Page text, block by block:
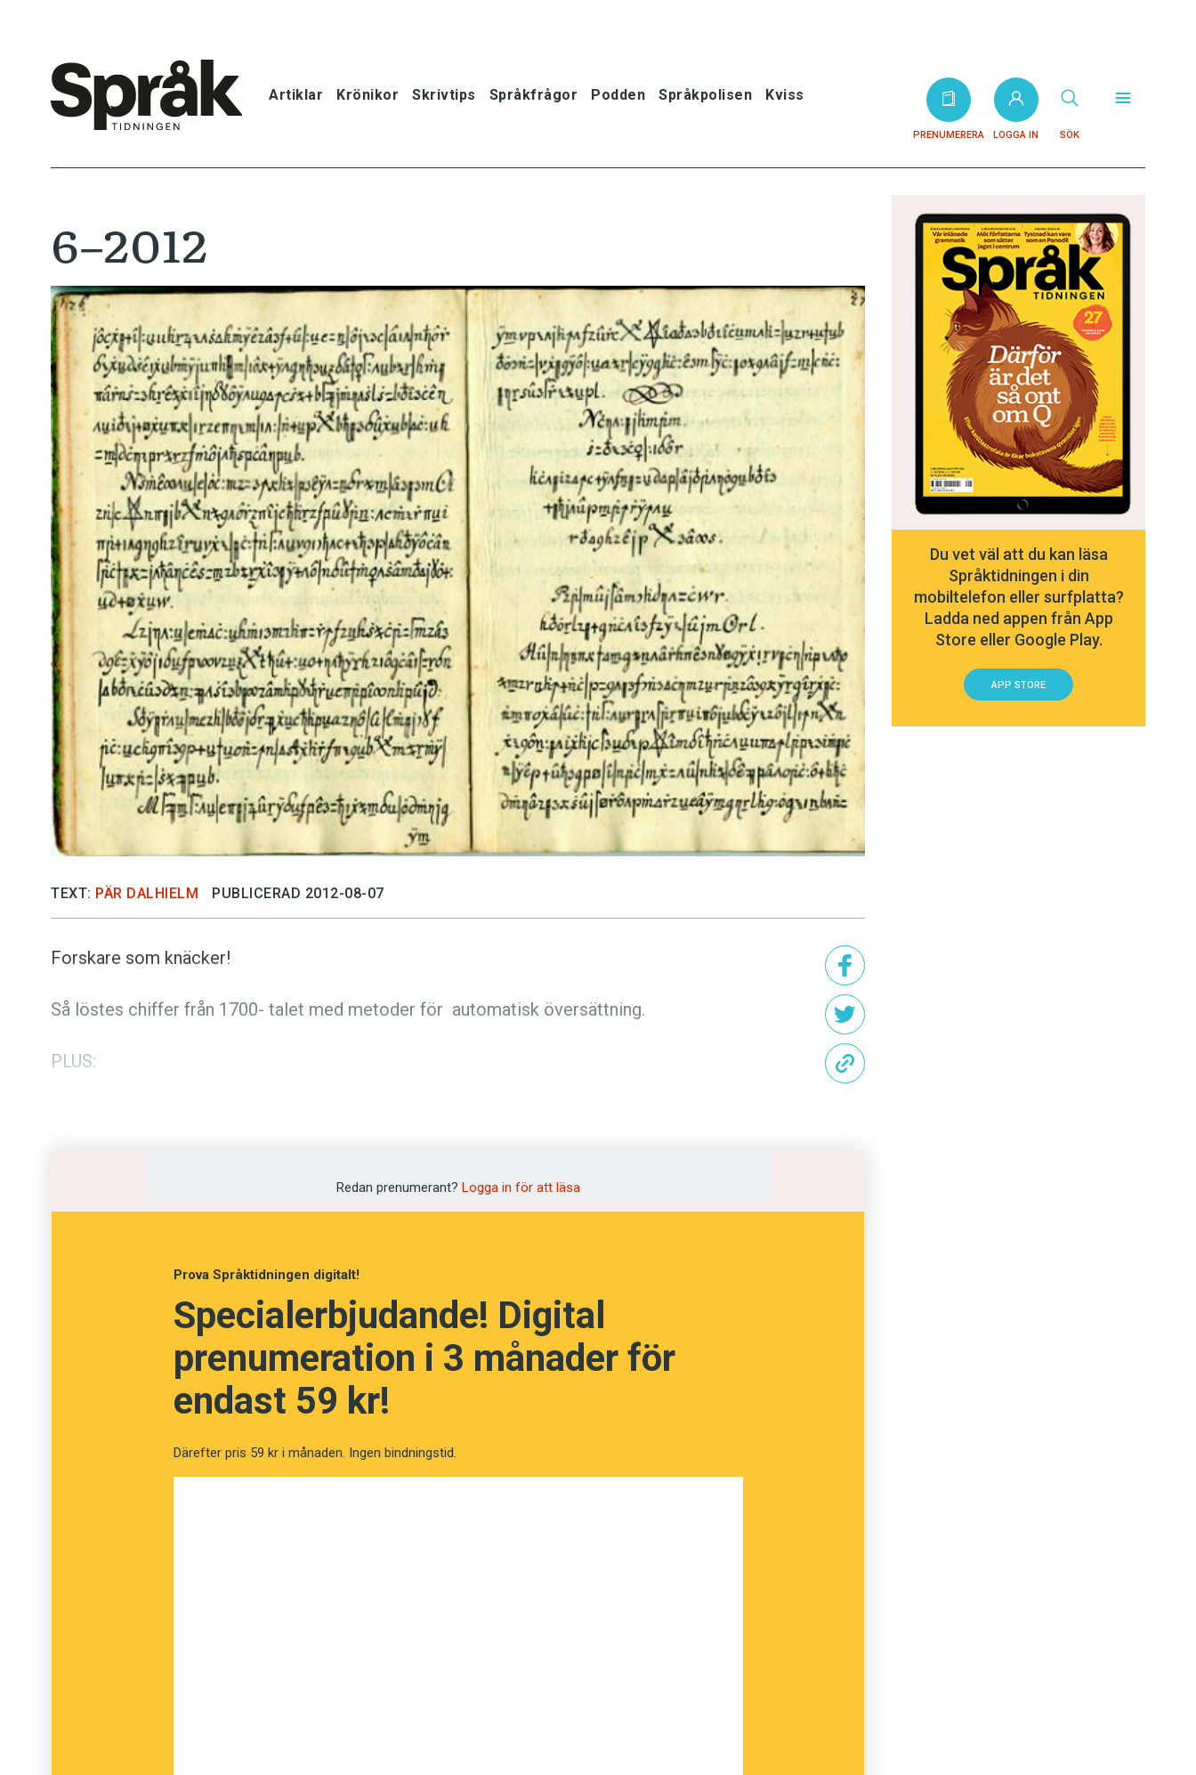
Artiklar Krönikor Skrivtips Språkfrågor Podden Språkpolisen Kviss
PRENUMERERA LOGGA IN SÖK
Språkfrågor
Skrivtips
Bokrecensioner
Kviss
Podden
Anmäl till språkpolisen
Föreslå nyord
Annonsera
Prenumerera
Läs Språktidningen digitalt
Press
6–2012
TEXT: PÄR DALHIELM PUBLICERAD 2012-08-07
Forskare som knäcker!
Så löstes chiffer från 1700- talet med metoder för automatisk översättning.
PLUS:
Redan prenumerant? Logga in för att läsa
Prova Språktidningen digitalt!
Specialerbjudande! Digital
prenumeration i 3 månader för
endast 59 kr!
Därefter pris 59 kr i månaden. Ingen bindningstid.
Du vet väl att du kan läsa
Språktidningen i din
mobiltelefon eller surfplatta?
Ladda ned appen från App
Store eller Google Play.
APP STORE